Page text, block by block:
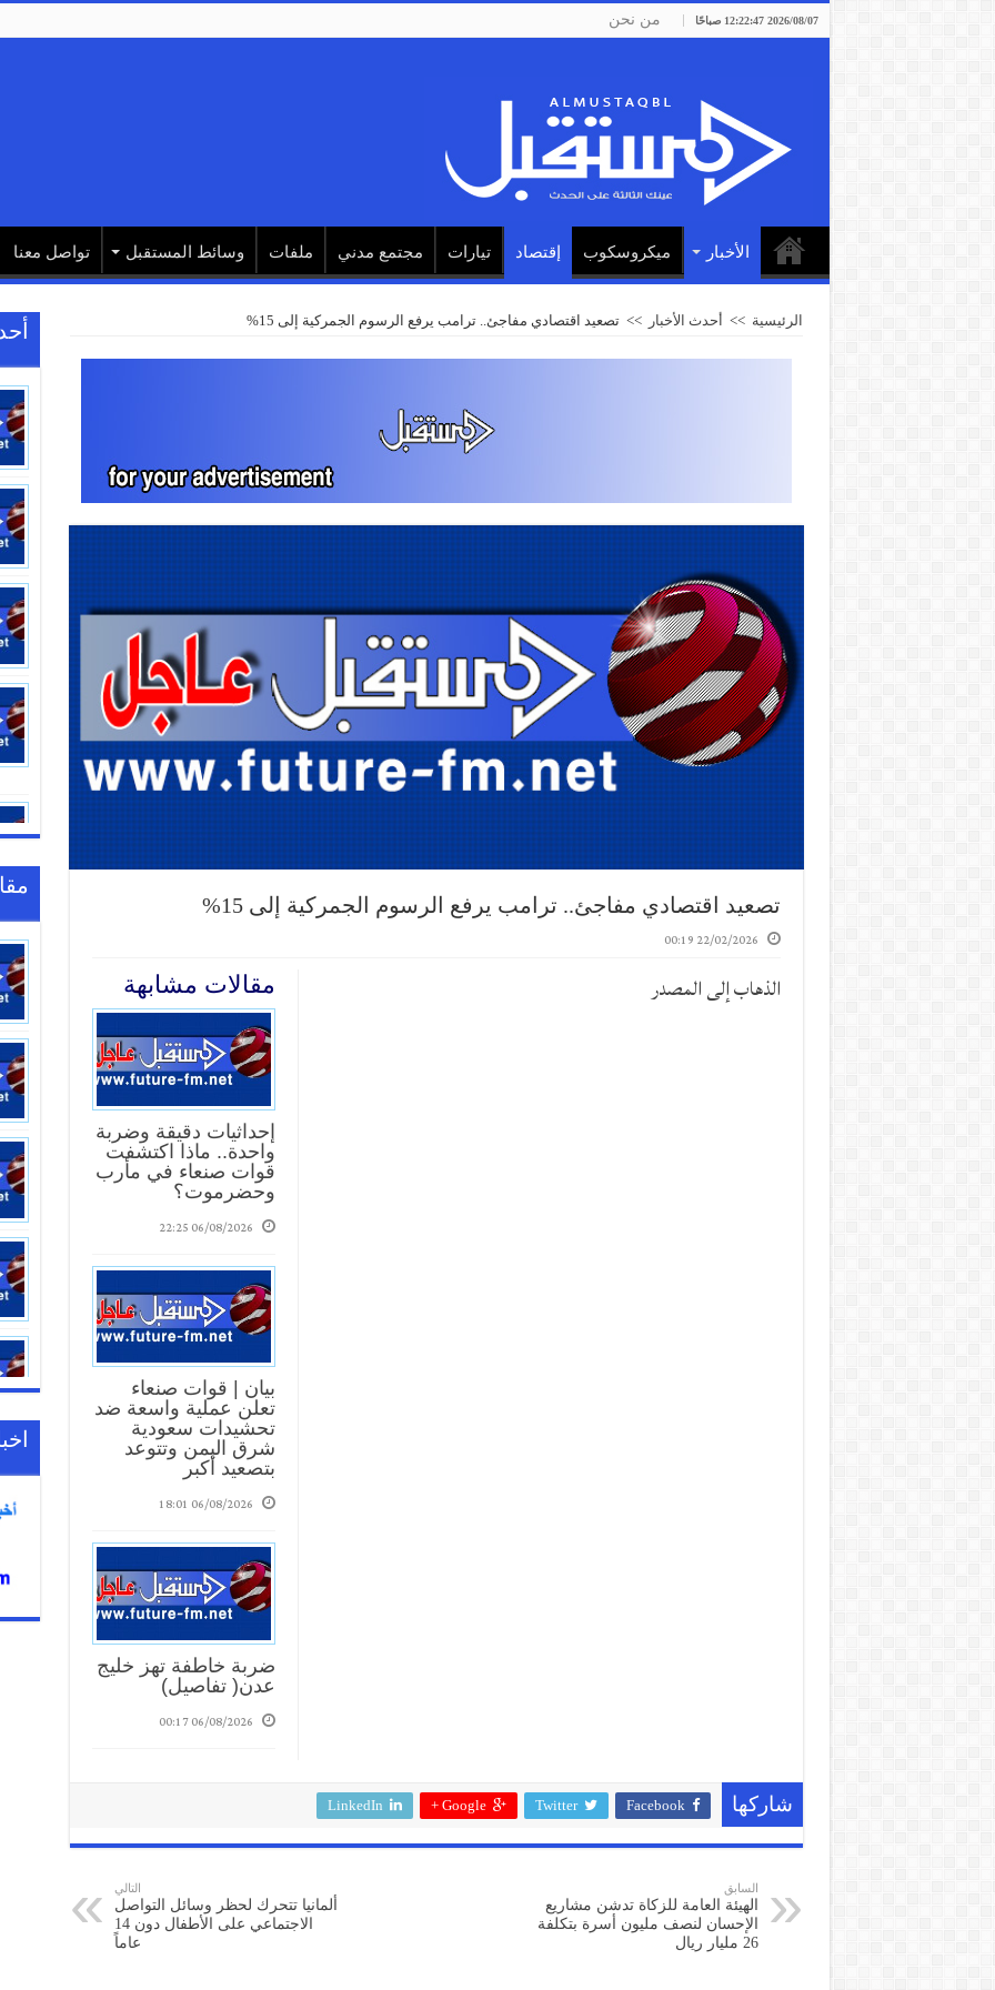
2026/08/07 12:22:47 صباحًا من نحن
الأخبار ميكروسكوب إقتصاد تيارات مجتمع مدني ملفات وسائط المستقبل تواصل معنا
الرئيسية >> أحدث الأخبار >> تصعيد اقتصادي مفاجئ.. ترامب يرفع الرسوم الجمركية إلى 15%
تصعيد اقتصادي مفاجئ.. ترامب يرفع الرسوم الجمركية إلى 15%
22/02/2026 00:19
مقالات مشابهة
إحداثيات دقيقة وضربة
واحدة.. ماذا اكتشفت
قوات صنعاء في مأرب
وحضرموت؟
06/08/2026 22:25
بيان | قوات صنعاء
تعلن عملية واسعة ضد
تحشيدات سعودية
شرق اليمن وتتوعد
بتصعيد أكبر
06/08/2026 18:01
ضربة خاطفة تهز خليج
عدن( تفاصيل)
06/08/2026 00:17
الذهاب إلى المصدر
شاركها Facebook
Twitter
Google +
LinkedIn
السابق
الهيئة العامة للزكاة تدشن مشاريع
الإحسان لنصف مليون أسرة بتكلفة
26 مليار ريال
التالي
ألمانيا تتحرك لحظر وسائل التواصل
الاجتماعي على الأطفال دون 14
عاماً